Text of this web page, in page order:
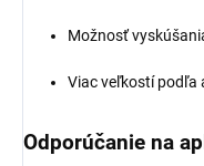
Možnosť
Viac veľkostí podľa
Odporúčanie na